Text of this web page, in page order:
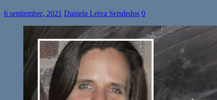
6 septiembre, 2021 Daniela Leiva Seisdedos 0